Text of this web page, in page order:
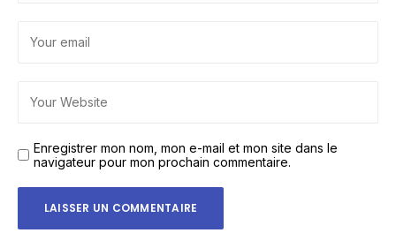
Enregistrer mon nom, mon e-mail et mon site dans le
navigateur pour mon prochain commentaire.